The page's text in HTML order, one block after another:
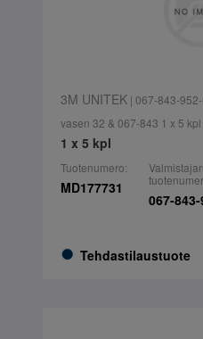
3M UNITEK| 067-843-
vasen 32 & 067-843 1 x 5 kpl
1 x 5 kpl
Tuotenumero:
MD177731
Tehdastilaustuote
Valmistajan
067-